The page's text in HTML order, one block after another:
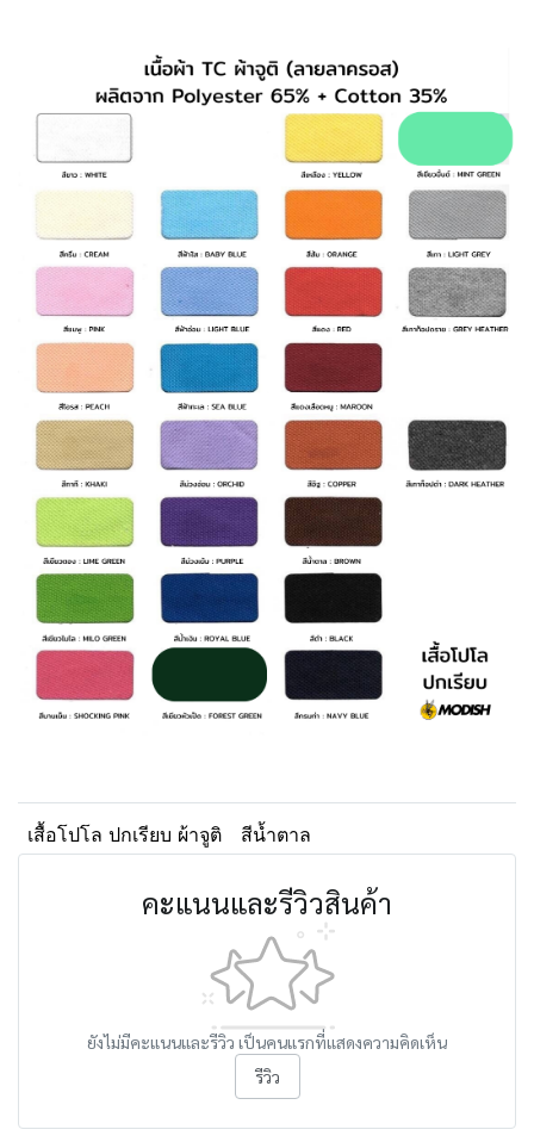
เสื้อโปโล ปกเรียบ ผ้าจูติ สีน้ำตาล
คะแนนและรีวิวสินค้า
ยังไม่มีคะแนนและรีวิว เป็นคนแรกที่แสดงความคิดเห็น
รีวิว